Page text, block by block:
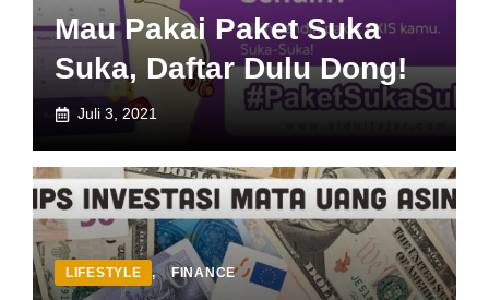
Mau Pakai Paket Suka
Suka, Daftar Dulu Dong!
Juli 3, 2021
LIFESTYLE , FINANCE